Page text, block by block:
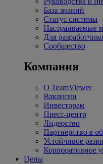
База знаний
Статус системы
Настраиваемые
Для
Сообщество
Компания
О TeamViewer
Вакансии
Инвесторам
Пресс-центр
Лидерство
Партнерство в
Устойчивое
Корпоративное
Цены